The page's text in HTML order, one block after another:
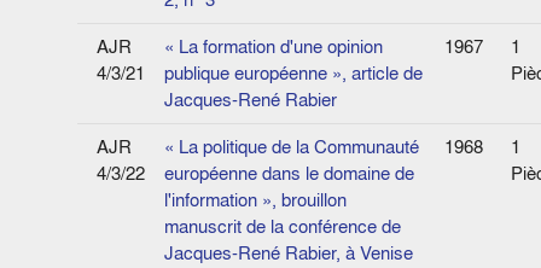
AJR
4/3/21
« La formation d'une opinion
publique européenne », article de
Jacques-René Rabier
1967
1
AJR
4/3/22
« La politique de la Communauté
européenne dans le domaine de
l'information », brouillon
manuscrit de la conférence de
Jacques-René Rabier, à Venise
1968
1